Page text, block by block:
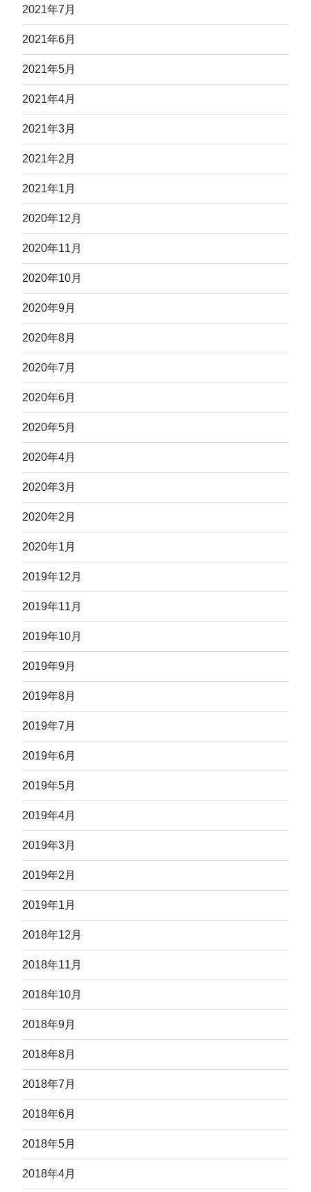
2021年7月
2021年6月
2021年5月
2021年4月
2021年3月
2021年2月
2021年1月
2020年12月
2020年11月
2020年10月
2020年9月
2020年8月
2020年7月
2020年6月
2020年5月
2020年4月
2020年3月
2020年2月
2020年1月
2019年12月
2019年11月
2019年10月
2019年9月
2019年8月
2019年7月
2019年6月
2019年5月
2019年4月
2019年3月
2019年2月
2019年1月
2018年12月
2018年11月
2018年10月
2018年9月
2018年8月
2018年7月
2018年6月
2018年5月
2018年4月